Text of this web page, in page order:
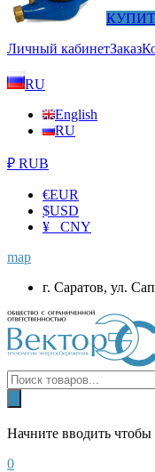
Личный кабинетЗаказ
RU
English
RU
₽ RUB
€EUR
$USD
¥ CNY
map
г. Саратов, ул.
Начните вводить чтобы
0